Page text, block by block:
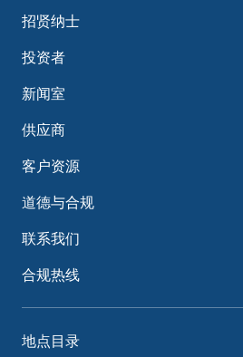
招贤纳士
投资者
新闻室
供应商
客户资源
道德与合规
联系我们
合规热线
地点目录